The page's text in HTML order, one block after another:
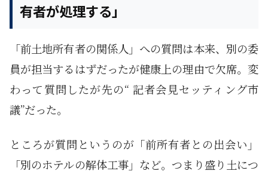
有者が処理する」
「前土地所有者の関係人」への質問は本来、別の委
員が担当するはずだったが健康上の理由で欠席。変
わって質問したが先の“ 記者会見セッティング市
議”だった。
ところが質問というのが「前所有者との出会い」
「別のホテルの解体工事」など。つまり盛り土につ